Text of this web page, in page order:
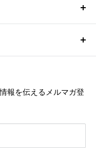
報を伝えるメルマガ登